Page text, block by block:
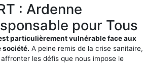
: Ardenne
pour Tous
particulièrement vulnérable face aux
société. A peine remis de la crise sanitaire,
les défis que nous impose le